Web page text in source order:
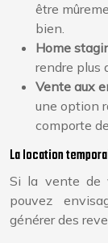
être
bien.
Home
rendre plus
Vente aux
une option
comporte
La location
Si la vente de
pouvez
générer des